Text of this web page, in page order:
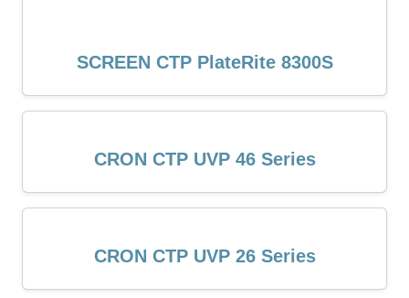
SCREEN CTP PlateRite 8300S
CRON CTP UVP 46 Series
CRON CTP UVP 26 Series